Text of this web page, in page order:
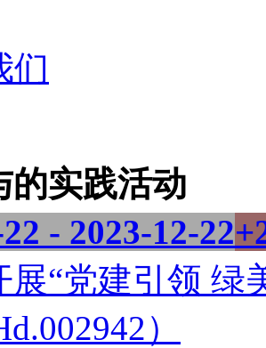
们
的实践活动
- 2023-12-22
展“党建引领 绿
）